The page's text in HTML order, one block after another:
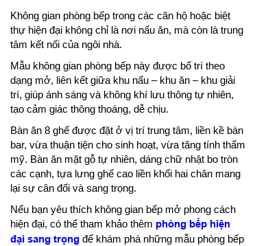
Không gian phòng bếp trong các căn hộ hoặc biệt
thự hiện đại không chỉ là nơi nấu ăn, mà còn là trung
tâm kết nối của ngôi nhà.
Mẫu không gian phòng bếp này được bố trí theo
dạng mở, liên kết giữa khu nấu – khu ăn – khu giải
trí, giúp ánh sáng và không khí lưu thông tự nhiên,
tạo cảm giác thông thoáng, dễ chịu.
Bàn ăn 8 ghế được đặt ở vị trí trung tâm, liền kề bàn
bar, vừa thuận tiện cho sinh hoạt, vừa tăng tính thẩm
mỹ. Bàn ăn mặt gỗ tự nhiên, dáng chữ nhật bo tròn
các cạnh, tựa lưng ghế cao liền khối hai chân mang
lại sự cân đối và sang trọng.
Nếu bạn yêu thích không gian bếp mở phong cách
hiện đại, có thể tham khảo thêm phòng bếp hiện
đại sang trọng để khám phá những mẫu phòng bếp